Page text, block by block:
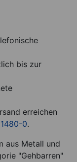
bis zur
erreichen
0.
aus Metall und
"Gehbarren"